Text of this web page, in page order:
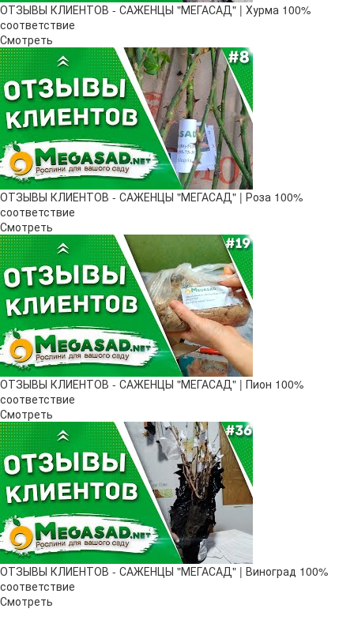
ОТЗЫВЫ КЛИЕНТОВ - САЖЕНЦЫ "МЕГАСАД" | Хурма 100%
соответствие
Смотреть
ОТЗЫВЫ КЛИЕНТОВ - САЖЕНЦЫ "МЕГАСАД" | Роза 100%
соответствие
Смотреть
ОТЗЫВЫ КЛИЕНТОВ - САЖЕНЦЫ "МЕГАСАД" | Пион 100%
соответствие
Смотреть
ОТЗЫВЫ КЛИЕНТОВ - САЖЕНЦЫ "МЕГАСАД" | Виноград 100%
соответствие
Смотреть